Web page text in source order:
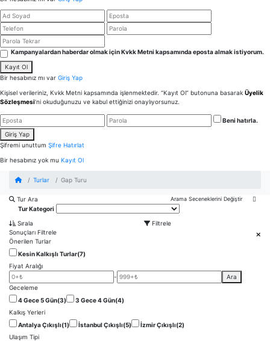
Kampanyalardan haberdar olmak için Kvkk Metni kapsamında eposta almak istiyorum.
Kayıt Ol
Bir hesabınız mı var Giriş Yap
Kişisel verileriniz, Kvkk Metni kapsamında işlenmektedir. “Kayıt Ol” butonuna basarak Üyelik
Sözleşmesi’ni okuduğunuzu ve kabul ettiğinizi onaylıyorsunuz.
Beni hatırla.
Giriş Yap
Şifremi unuttum Şifre Hatırlat
Bir hesabınız yok mu Kayıt Ol
Turlar Gap Turu
Tur Ara
Tur Kategori
Tarih
Tur Ara
Sırala
Filtrele
Sonuçları Filtrele
Önerilen Turlar
Kesin Kalkışlı Turlar(7)
Fiyat Aralığı
-
Ara
Geceleme
4 Gece 5 Gün(3) 3 Gece 4 Gün(4)
Kalkış Yerleri
Antalya Çıkışlı(1) İstanbul Çıkışlı(5) İzmir Çıkışlı(2)
Ulaşım Tipi